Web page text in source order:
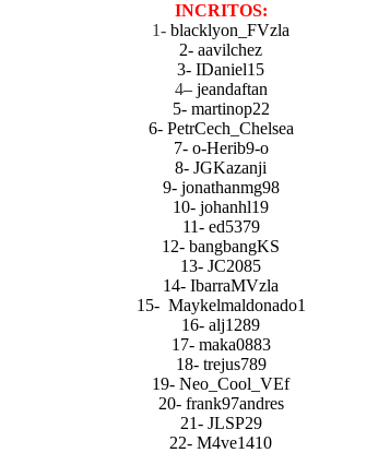
INCRITOS:
1- blacklyon_FVzla
2- aavilchez
3- IDaniel15
4– jeandaftan
5- martinop22
6- PetrCech_Chelsea
7- o-Herib9-o
8- JGKazanji
9- jonathanmg98
10- johanhl19
11- ed5379
12- bangbangKS
13- JC2085
14- IbarraMVzla
15- Maykelmaldonado1
16- alj1289
17- maka0883
18- trejus789
19- Neo_Cool_VEf
20- frank97andres
21- JLSP29
22- M4ve1410